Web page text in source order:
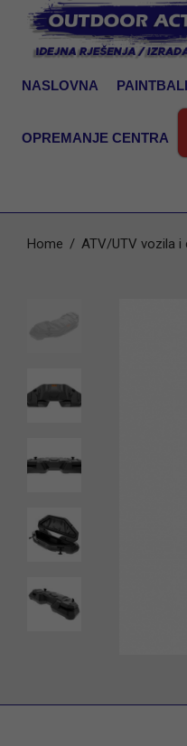
NASLOVNA
OPREMANJE CENTRA
Home / ATV/UTV vozila i